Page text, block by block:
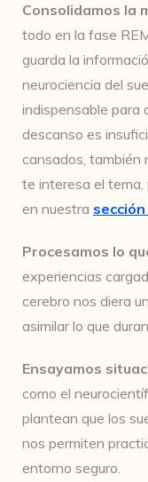
Consolidamos la
todo en la fase
guarda la
neurociencia del
indispensable para
descanso es
cansados, también
te interesa el
en nuestra
Procesamos lo
experiencias
cerebro nos diera
asimilar lo que
Ensayamos
como el
plantean que los
nos permiten
entorno seguro.